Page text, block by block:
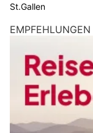
St.Gallen
EMPFEHLUNGEN